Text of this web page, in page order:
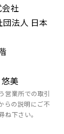
社
法人 日本
美
営業所での取引
らの説明にご不
下さい。